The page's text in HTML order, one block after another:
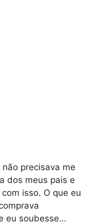
precisava me
dos meus pais e
isso. O que eu
eu soubesse…